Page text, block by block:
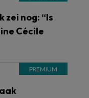
zei nog: “Is
Cécile